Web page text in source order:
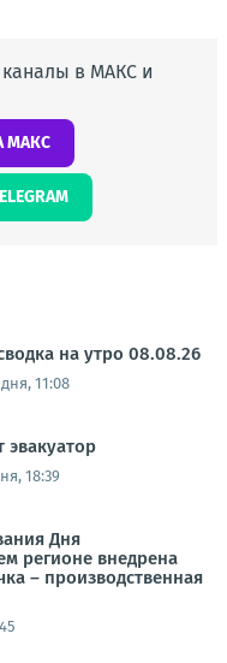
в МАКС и
МАКС
на утро 08.08.26
11:08
эвакуатор
18:39
Дня
регионе внедрена
– производственная